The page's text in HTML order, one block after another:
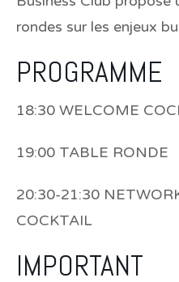
rondes sur les enjeux
PROGRAMME
18:30 WELCOME
19:00 TABLE RONDE
20:30-21:30
COCKTAIL
IMPORTANT